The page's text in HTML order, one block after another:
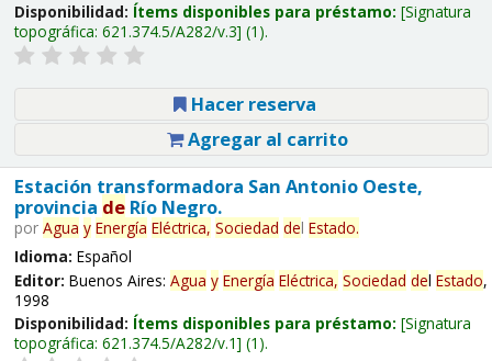
Disponibilidad: Ítems disponibles para préstamo: Signatura
topográfica: 621.374.5/A282/v.3 (1).
Hacer reserva
Agregar al carrito
Estación transformadora San Antonio Oeste,
provincia deRío Negro.
por Agua y Energía Eléctrica, Sociedad del Estado.
Idioma: Español
Editor: Buenos Aires: Agua y Energía Eléctrica, Sociedad del Estado,
1998
Disponibilidad: Ítems disponibles para préstamo: Signatura
topográfica: 621.374.5/A282/v.1 (1).